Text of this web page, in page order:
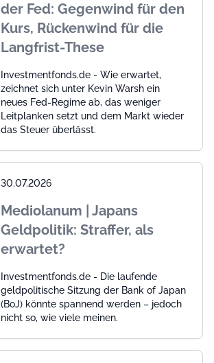
der Fed: Gegenwind für den
Kurs, Rückenwind für die
Langfrist-These
Investmentfonds.de - Wie erwartet,
zeichnet sich unter Kevin Warsh ein
neues Fed-Regime ab, das weniger
Leitplanken setzt und dem Markt wieder
das Steuer überlässt.
30.07.2026
Mediolanum | Japans
Geldpolitik: Straffer, als
erwartet?
Investmentfonds.de - Die laufende
geldpolitische Sitzung der Bank of Japan
(BoJ) könnte spannend werden – jedoch
nicht so, wie viele meinen.